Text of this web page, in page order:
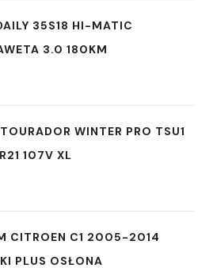
35S18 HI-MATIC
3.0 180KM
WINTER PRO TSU1
107V XL
CITROEN C1 2005-2014
PLUS OSŁONA